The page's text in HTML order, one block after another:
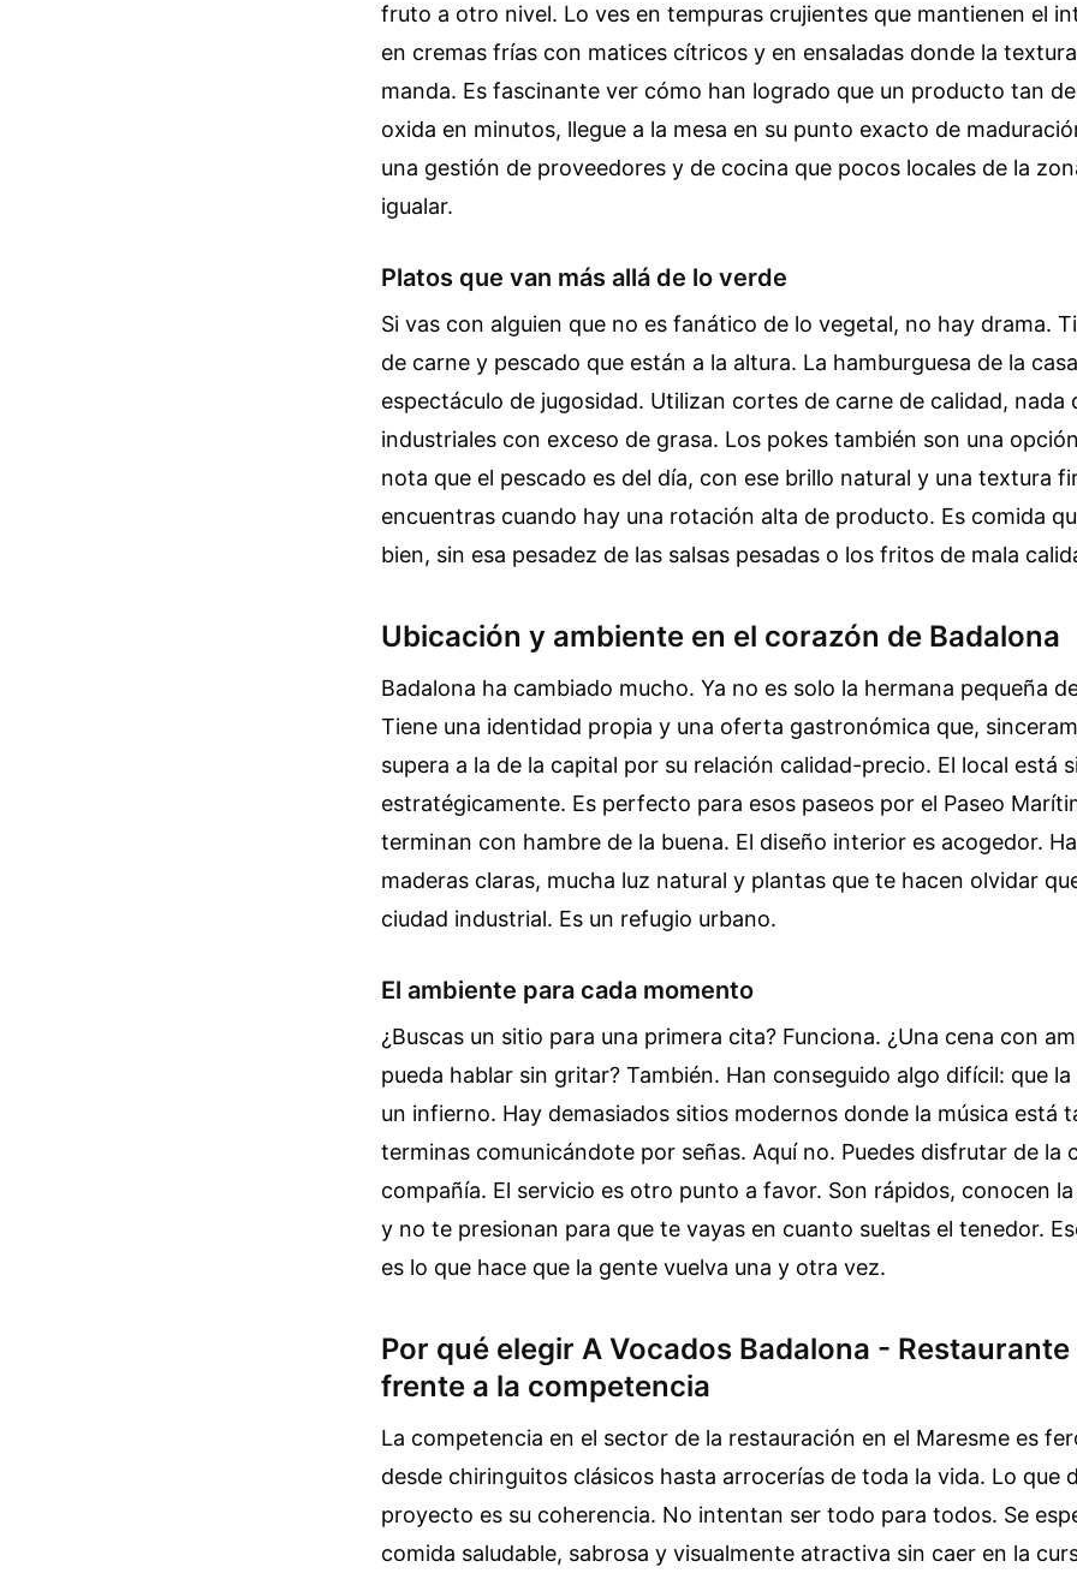
fruto a otro nivel. Lo ves en tempuras crujientes que mantienen el
en cremas frías con matices cítricos y en ensaladas donde la
manda. Es fascinante ver cómo han logrado que un producto tan
oxida en minutos, llegue a la mesa en su punto exacto de
una gestión de proveedores y de cocina que pocos locales de la
igualar.
Platos que van más allá de lo verde
Si vas con alguien que no es fanático de lo vegetal, no hay drama.
de carne y pescado que están a la altura. La hamburguesa de la
espectáculo de jugosidad. Utilizan cortes de carne de calidad, nada
industriales con exceso de grasa. Los pokes también son una
nota que el pescado es del día, con ese brillo natural y una textura
encuentras cuando hay una rotación alta de producto. Es comida
bien, sin esa pesadez de las salsas pesadas o los fritos de mala
Ubicación y ambiente en el corazón de Badalona
Badalona ha cambiado mucho. Ya no es solo la hermana pequeña
Tiene una identidad propia y una oferta gastronómica que,
supera a la de la capital por su relación calidad-precio. El local está
estratégicamente. Es perfecto para esos paseos por el Paseo
terminan con hambre de la buena. El diseño interior es acogedor.
maderas claras, mucha luz natural y plantas que te hacen olvidar
ciudad industrial. Es un refugio urbano.
El ambiente para cada momento
¿Buscas un sitio para una primera cita? Funciona. ¿Una cena con
pueda hablar sin gritar? También. Han conseguido algo difícil: que
un infierno. Hay demasiados sitios modernos donde la música está
terminas comunicándote por señas. Aquí no. Puedes disfrutar de la
compañía. El servicio es otro punto a favor. Son rápidos, conocen
y no te presionan para que te vayas en cuanto sueltas el tenedor.
es lo que hace que la gente vuelva una y otra vez.
Por qué elegir A Vocados Badalona - Restaurante
frente a la competencia
La competencia en el sector de la restauración en el Maresme es
desde chiringuitos clásicos hasta arrocerías de toda la vida. Lo que
proyecto es su coherencia. No intentan ser todo para todos. Se
comida saludable, sabrosa y visualmente atractiva sin caer en la